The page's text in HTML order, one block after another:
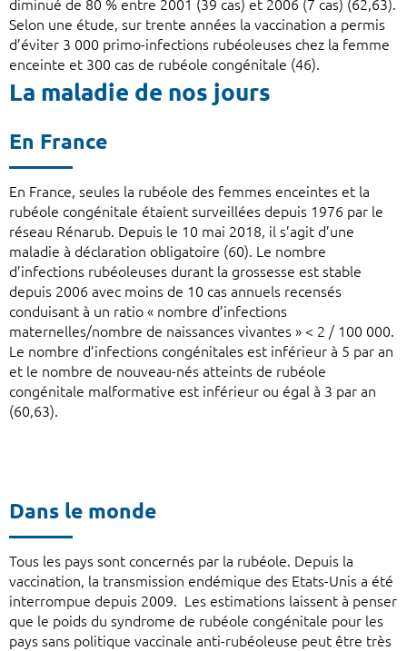
diminué de 80 % entre 2001 (39 cas) et 2006 (7 cas) (62,63).
Selon une étude, sur trente années la vaccination a permis
d’éviter 3 000 primo-infections rubéoleuses chez la femme
enceinte et 300 cas de rubéole congénitale (46).
La maladie de nos jours
En France
En France, seules la rubéole des femmes enceintes et la
rubéole congénitale étaient surveillées depuis 1976 par le
réseau Rénarub. Depuis le 10 mai 2018, il s’agit d’une
maladie à déclaration obligatoire (60). Le nombre
d’infections rubéoleuses durant la grossesse est stable
depuis 2006 avec moins de 10 cas annuels recensés
conduisant à un ratio « nombre d’infections
maternelles/nombre de naissances vivantes » < 2 / 100 000.
Le nombre d’infections congénitales est inférieur à 5 par an
et le nombre de nouveau-nés atteints de rubéole
congénitale malformative est inférieur ou égal à 3 par an
(60,63).
Dans le monde
Tous les pays sont concernés par la rubéole. Depuis la
vaccination, la transmission endémique des Etats-Unis a été
interrompue depuis 2009. Les estimations laissent à penser
que le poids du syndrome de rubéole congénitale pour les
pays sans politique vaccinale anti-rubéoleuse peut être très